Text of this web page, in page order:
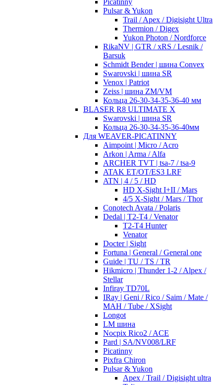
Picatinny
Pulsar & Yukon
Trail / Apex / Digisight Ultra
Thermion / Digex
Yukon Photon / Nordforce
RikaNV | GTR / xRS / Lesnik /
Barsuk
Schmidt Bender | шина Convex
Swarovski | шина SR
Venox | Patriot
Zeiss | шина ZM/VM
Кольца 26-30-34-35-36-40 мм
BLASER R8 ULTIMATE X
Swarovski | шина SR
Кольца 26-30-34-35-36-40мм
Для WEAVER-PICATINNY
Aimpoint | Micro / Acro
Arkon | Arma / Alfa
ARCHER TVT | tsa-7 / tsa-9
ATAK ET/OT/ES3 LRF
ATN | 4 / 5 / HD
HD X-Sight I+II / Mars
4/5 X-Sight / Mars / Thor
Conotech Avata / Polaris
Dedal | T2-T4 / Venator
T2-T4 Hunter
Venator
Docter | Sight
Fortuna | General / General one
Guide | TU / TS / TR
Hikmicro | Thunder 1-2 / Alpex /
Stellar
Infiray TD70L
IRay | Geni / Rico / Saim / Mate /
MAH / Tube / XSight
Longot
LM шина
Nocpix Rico2 / ACE
Pard | SA/NV008/LRF
Picatinny
Pixfra Chiron
Pulsar & Yukon
Apex / Trail / Digisight ultra